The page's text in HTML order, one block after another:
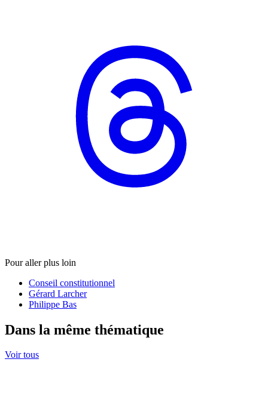
Pour aller plus loin
Conseil constitutionnel
Gérard Larcher
Philippe Bas
Dans la même thématique
Voir tous